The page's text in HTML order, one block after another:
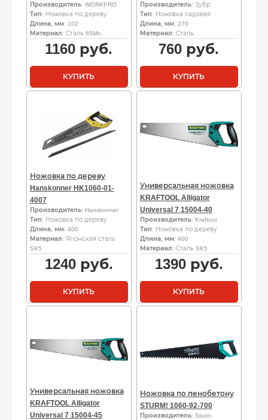
Производитель: WORKPRO
Тип: Ножовка по дереву
Длина, мм: 102
Материал: Сталь 65Mn
1160 руб.
КУПИТЬ
Производитель: Зубр
Тип: Ножовка садовая
Длина, мм: 270
Материал: Сталь
760 руб.
КУПИТЬ
Ножовка по дереву
Hanskonner HK1060-01-
4007
Производитель: Hanskonner
Тип: Ножовка по дереву
Длина, мм: 400
Материал: Японская сталь
SK5
1240руб.
КУПИТЬ
Универсальная ножовка
KRAFTOOL Alligator
Universal 7 15004-40
Производитель: Kraftool
Тип: Ножовка по дереву
Длина, мм: 400
Материал: Сталь SK5
1390руб.
КУПИТЬ
Универсальная ножовка
KRAFTOOL Alligator
Universal 7 15004-45
Ножовка по пенобетону
STURM! 1060-92-700
Производитель: Sturm